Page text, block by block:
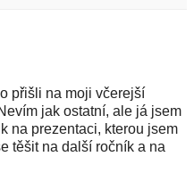
přišli na moji včerejší
jak ostatní, ale já jsem
na prezentaci, kterou jsem
těšit na další ročník a na